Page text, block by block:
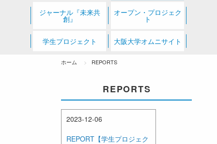
ジャーナル『未来共
創』
オープン・プロジェク
ト
学生プロジェクト 大阪大学オムニサイト
ホーム REPORTS
REPORTS
2023-12-06
REPORT【学生プロジェク